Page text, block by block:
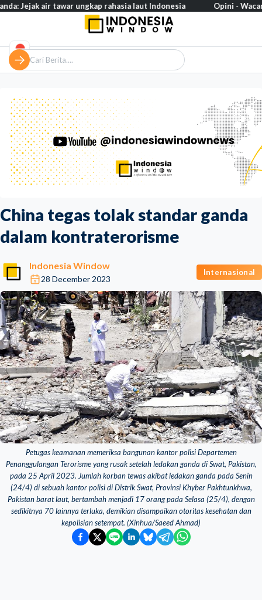
China tegas tolak standar ganda
dalam kontraterorisme
Indonesia Window
28 December 2023
Internasional
Petugas keamanan memeriksa bangunan kantor polisi Departemen
Penanggulangan Terorisme yang rusak setelah ledakan ganda di Swat, Pakistan,
pada 25 April 2023. Jumlah korban tewas akibat ledakan ganda pada Senin
(24/4) di sebuah kantor polisi di Distrik Swat, Provinsi Khyber Pakhtunkhwa,
Pakistan barat laut, bertambah menjadi 17 orang pada Selasa (25/4), dengan
sedikitnya 70 lainnya terluka, demikian disampaikan otoritas kesehatan dan
kepolisian setempat. (Xinhua/Saeed Ahmad)
air tawar ungkap rahasia laut Indonesia Opini - Wacana